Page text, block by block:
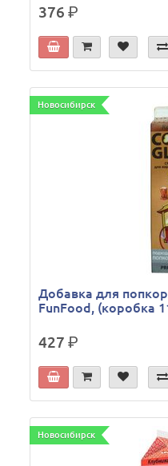
376р.
Новосибирск
Добавка для
FunFood, (коробка
427р.
Новосибирск